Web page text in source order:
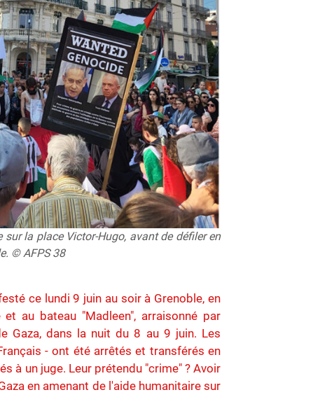
la place Victor-Hugo, avant de défiler en
© AFPS 38
ce lundi 9 juin au soir à Grenoble, en
au bateau "Madleen", arraisonné par
Gaza, dans la nuit du 8 au 9 juin. Les
- ont été arrêtés et transférés en
à un juge. Leur prétendu "crime" ? Avoir
en amenant de l'aide humanitaire sur